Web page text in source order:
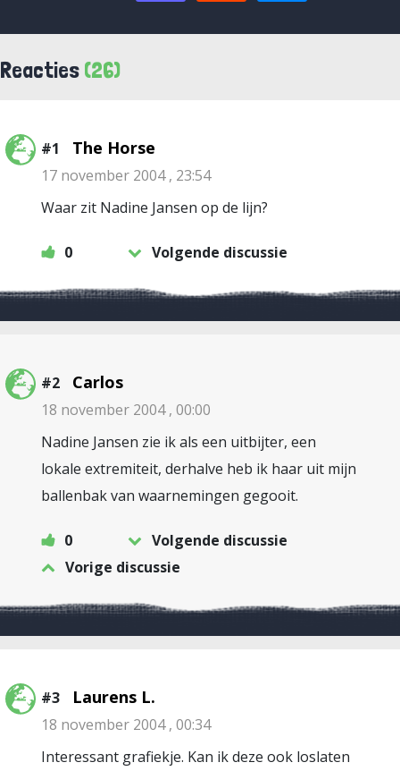
Reacties (26)
#1 The Horse
17 november 2004 , 23:54
Waar zit Nadine Jansen op de lijn?
0 Volgende discussie
#2 Carlos
18 november 2004 , 00:00
Nadine Jansen zie ik als een uitbijter, een
lokale extremiteit, derhalve heb ik haar uit mijn
ballenbak van waarnemingen gegooit.
0
Volgende discussie
Vorige discussie
#3 Laurens L.
18 november 2004 , 00:34
Interessant grafiekje. Kan ik deze ook loslaten